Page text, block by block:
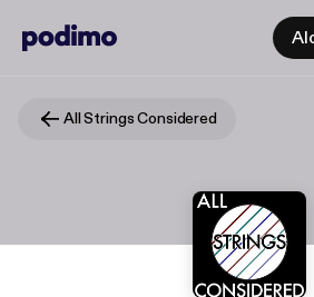
All Strings Considered